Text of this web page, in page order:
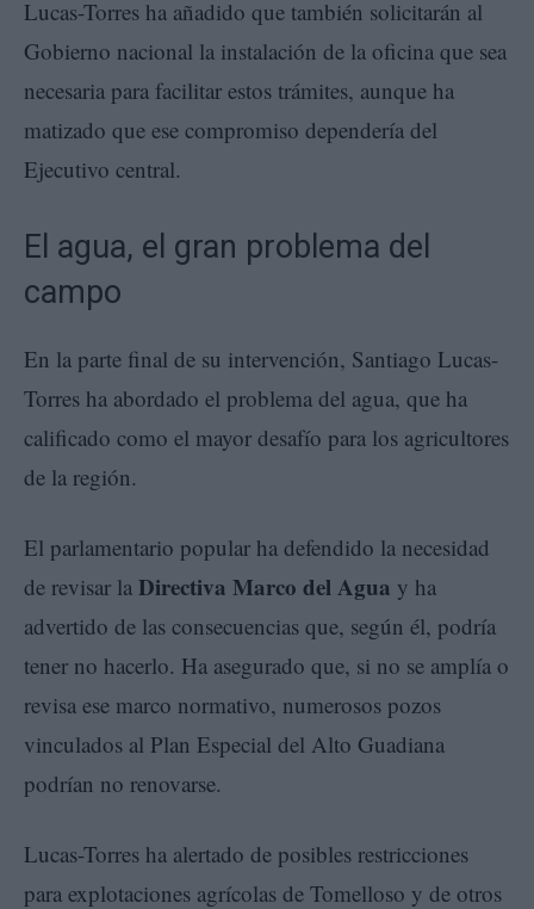
Lucas-Torres ha añadido que también solicitarán al
Gobierno nacional la instalación de la oficina que sea
necesaria para facilitar estos trámites, aunque ha
matizado que ese compromiso dependería del
Ejecutivo central.
El agua, el gran problema del
campo
En la parte final de su intervención, Santiago Lucas-
Torres ha abordado el problema del agua, que ha
calificado como el mayor desafío para los agricultores
de la región.
El parlamentario popular ha defendido la necesidad
de revisar la Directiva Marco del Agua y ha
advertido de las consecuencias que, según él, podría
tener no hacerlo. Ha asegurado que, si no se amplía o
revisa ese marco normativo, numerosos pozos
vinculados al Plan Especial del Alto Guadiana
podrían no renovarse.
Lucas-Torres ha alertado de posibles restricciones
para explotaciones agrícolas de Tomelloso y de otros